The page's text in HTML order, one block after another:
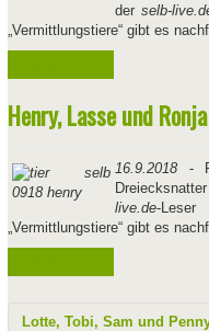
derselb-
„Vermittlungstiere“ gibt es
Henry, Lasse und
16.9.2018-
live.de-Leser
„Vermittlungstiere“ gibt es
Lotte, Tobi, Sam und